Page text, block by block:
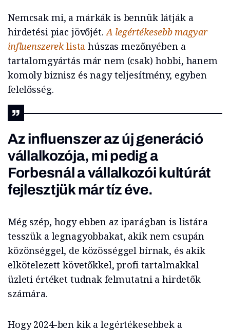
Nemcsak mi, a márkák is bennük látják a
hirdetési piac jövőjét.A legértékesebb magyar
influenszereklista húszas mezőnyében a
tartalomgyártás már nem (csak) hobbi, hanem
komoly biznisz és nagy teljesítmény, egyben
felelősség.
Az influenszer az új generáció
vállalkozója, mi pedig a
Forbesnál a vállalkozói kultúrát
fejlesztjük már tíz éve.
Még szép, hogy ebben az iparágban is listára
tesszük a legnagyobbakat, akik nem csupán
közönséggel, de közösséggel bírnak, és akik
elkötelezett követőkkel, profi tartalmakkal
üzleti értéket tudnak felmutatni a hirdetők
számára.
Hogy 2024-ben kik a legértékesebbek a